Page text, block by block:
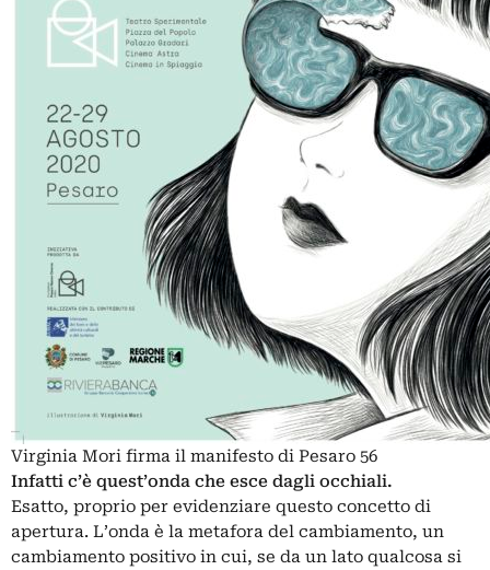
Virginia Mori firma il manifesto di Pesaro 56
Infatti c’è quest’onda che esce dagli occhiali.
Esatto, proprio per evidenziare questo concetto di
apertura. L’onda è la metafora del cambiamento, un
cambiamento positivo in cui, se da un lato qualcosa si